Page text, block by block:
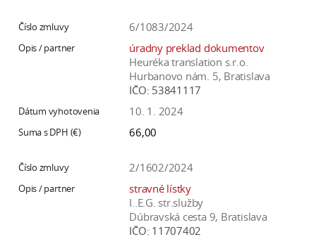
6/1083/2024
úradny preklad dokumentov
Heuréka translation s.r.o.
Hurbanovo nám. 5, Bratislava
IČO: 53841117
10. 1. 2024
66,00
2/1602/2024
stravné lístky
I..E.G. str.služby
Dúbravská cesta 9, Bratislava
IČO: 11707402